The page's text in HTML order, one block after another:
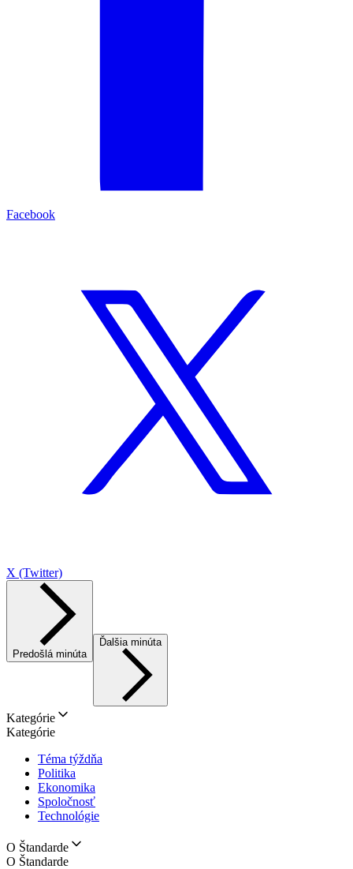
Facebook
X (Twitter)
Predošlá minúta
Ďalšia minúta
Kategórie
Kategórie
Téma týždňa
Politika
Ekonomika
Spoločnosť
Technológie
O Štandarde
O Štandarde